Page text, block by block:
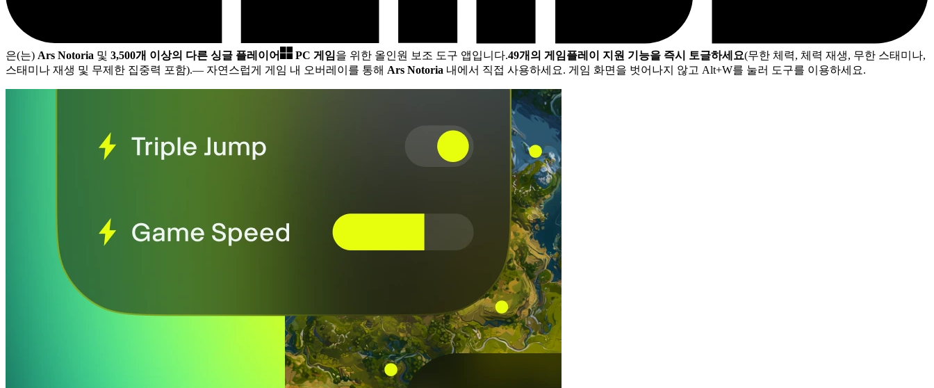
은(는) Ars Notoria 및 3,500개 이상의 다른 싱글 플레이어 PC 게임을 위한 올인원 보조 도구 앱입니다.49개의 게임플레이 지원 기능을 즉시 토글하세요(무한 체력, 체력 재생, 무한 스태미나,
스태미나 재생 및 무제한 집중력 포함).— 자연스럽게 게임 내 오버레이를 통해 Ars Notoria 내에서 직접 사용하세요. 게임 화면을 벗어나지 않고 Alt+W를 눌러 도구를 이용하세요.